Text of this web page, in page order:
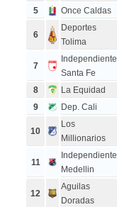
5 Once Caldas
6
Deportes
Tolima
7
Independiente
Santa Fe
8 La Equidad
9
Dep. Cali
10
Los
Millionarios
11
Independiente
Medellin
12
Aguilas
Doradas